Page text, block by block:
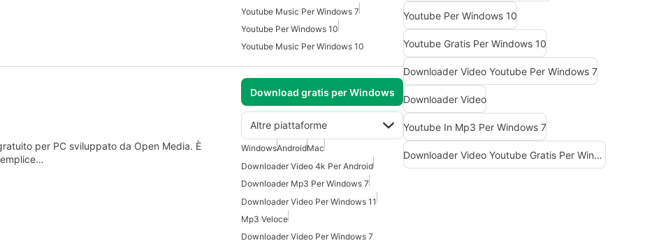
Youtube Music Per Windows 7
Youtube Per Windows 10
Youtube Music Per Windows 10
Download gratis per Windows
Altre piattaforme
per PC sviluppato da Open Media. È
WindowsAndroidMac
Downloader Video 4k Per Android
Downloader Mp3 Per Windows 7
Downloader Video Per Windows 11
Mp3 Veloce
Downloader Video Per Windows 7
Youtube Per Windows 10
Youtube Gratis Per Windows 10
Downloader Video Youtube Per Windows 7
Downloader Video
Youtube In Mp3 Per Windows 7
Downloader Video Youtube Gratis Per Windows 10